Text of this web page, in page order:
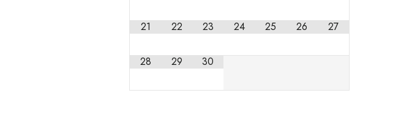
21 22 23 24 25 26 27
28 29 30